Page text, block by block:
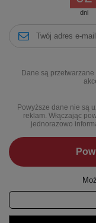
dni
Dane są przetwarzane
Powyższe dane nie są
reklam. Włączając
jednorazowo